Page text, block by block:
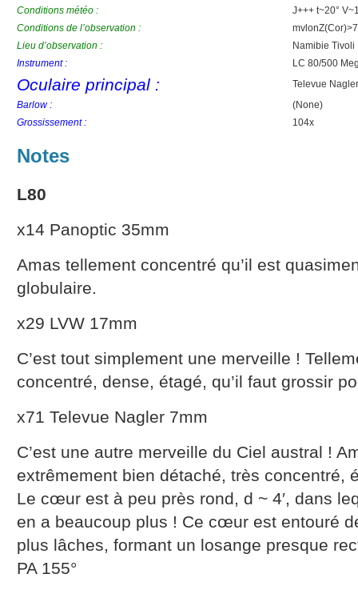
Conditions météo :
J+++ t~20°
Conditions de l’observation :
Lieu d’observation :
Namibie Tivoli
Instrument :
LC 80/500
Oculaire principal :
Televue
Barlow :
(None)
Grossissement :
104x
Notes
L80
x14 Panoptic 35mm
Amas tellement concentré qu’il est
globulaire.
x29 LVW 17mm
C’est tout simplement une merveille !
concentré, dense, étagé, qu’il faut grossir
x71 Televue Nagler 7mm
C’est une autre merveille du Ciel austral !
extrêmement bien détaché, très concentré,
Le cœur est à peu près rond, d ~ 4′, dans
en a beaucoup plus ! Ce cœur est entouré
plus lâches, formant un losange presque
PA 155°